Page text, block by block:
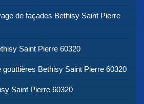
de façades Bethisy Saint Pierre
Saint Pierre 60320
gouttières Bethisy Saint Pierre 60320
Saint Pierre 60320